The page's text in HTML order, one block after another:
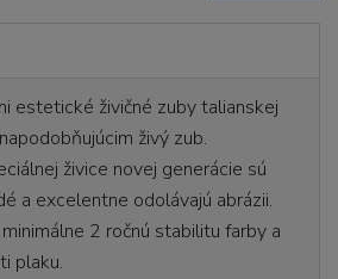
estetické živičné zuby talianskej
živý zub.
živice novej generácie sú
a excelentne odolávajú abrázii.
2 ročnú stabilitu farby a
plaku.